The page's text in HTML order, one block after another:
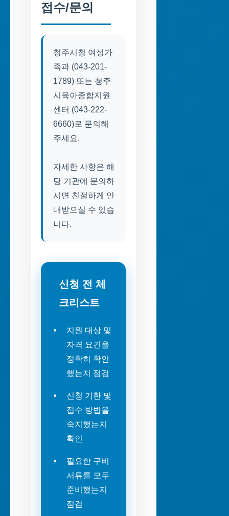
접수/문의
청주시청 여성가
족과 (043-201-
1789) 또는 청주
시육아종합지원
센터 (043-222-
6660)로 문의해
주세요.
자세한 사항은 해
당 기관에 문의하
시면 친절하게 안
내받으실 수 있습
니다.
신청 전 체
크리스트
지원 대상 및
자격 요건을
정확히 확인
했는지 점검
신청 기한 및
접수 방법을
숙지했는지
확인
필요한 구비
서류를 모두
준비했는지
점검